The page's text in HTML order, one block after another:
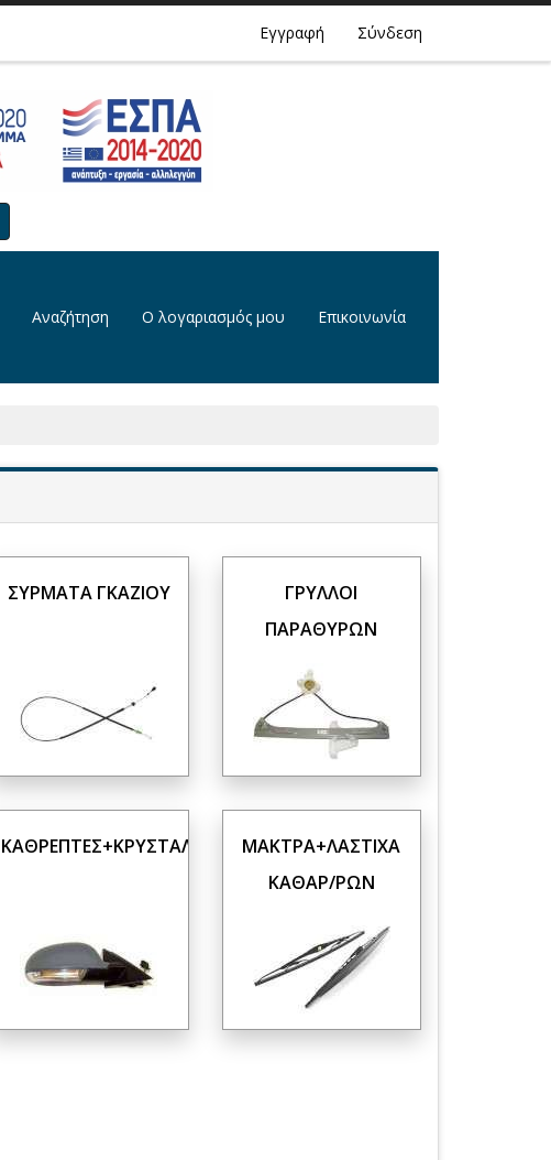
Εγγραφή Σύνδεση
Αναζήτηση Ο λογαριασμός μου Επικοινωνία
ΣΥΡΜΑΤΑ ΓΚΑΖΙΟΥ
ΓΡΥΛΛΟΙ
ΠΑΡΑΘΥΡΩΝ
ΚΑΘΡΕΠΤΕΣ+ΚΡΥΣΤΑΛΛΑ
ΜΑΚΤΡΑ+ΛΑΣΤΙΧΑ
ΚΑΘΑΡ/ΡΩΝ